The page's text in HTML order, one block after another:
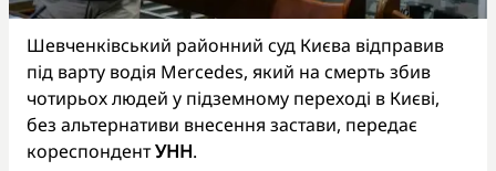
Шевченківський районний суд Києва відправив
під варту водія Mercedes, який на смерть збив
чотирьох людей у підземному переході в Києві,
без альтернативи внесення застави, передає
кореспондентУНН.